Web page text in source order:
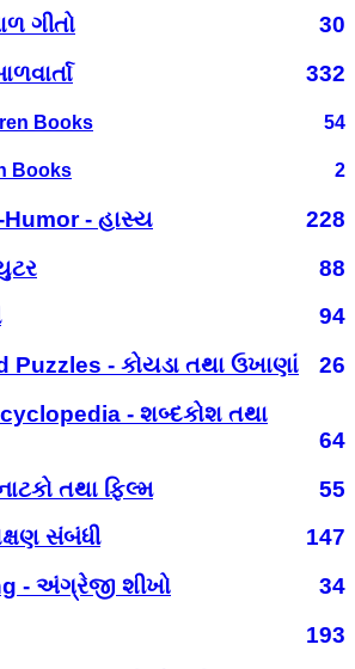
ગીતો
30
332
Books 54
Books 2
- હાસ્ય
228
88
94
Puzzles - કોયડા તથા ઉખાણાં
26
- શબ્દકોશ તથા
64
તથા ફિલ્મ
55
સંબંધી
147
- અંગ્રેજી શીખો
34
193